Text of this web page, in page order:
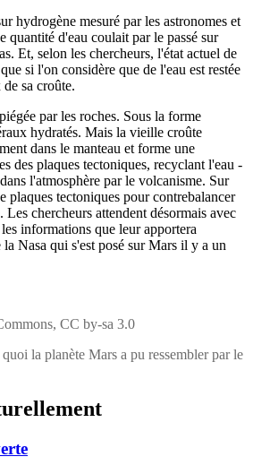
hydrogène mesuré par les astronomes et
quantité d'eau coulait par le passé sur
Et, selon les chercheurs, l'état actuel de
si l'on considère que de l'eau est restée
sa croûte.
par les roches. Sous la forme
hydratés. Mais la vieille croûte
dans le manteau et forme une
des plaques tectoniques, recyclant l'eau -
l'atmosphère par le volcanisme. Sur
plaques tectoniques pour contrebalancer
Les chercheurs attendent désormais avec
informations que leur apportera
Nasa qui s'est posé sur Mars il y a un
CC by-sa 3.0
la planète Mars a pu ressembler par le